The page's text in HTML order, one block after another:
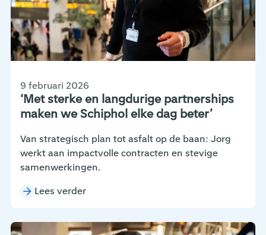
‘Met sterke en langdurige partnerships
maken we Schiphol elke dag beter’
9 februari 2026
Van strategisch plan tot asfalt op de baan: Jorg
werkt aan impactvolle contracten en stevige
samenwerkingen.
Lees verder